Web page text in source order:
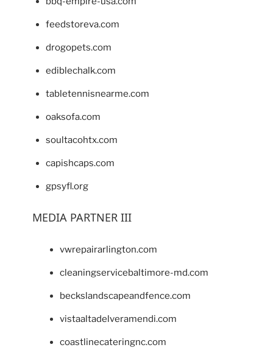
feedstoreva.com
drogopets.com
ediblechalk.com
tabletennisnearme.com
oaksofa.com
soultacohtx.com
capishcaps.com
gpsyfl.org
MEDIA PARTNER III
vwrepairarlington.com
cleaningservicebaltimore-md.com
beckslandscapeandfence.com
vistaaltadelveramendi.com
coastlinecateringnc.com